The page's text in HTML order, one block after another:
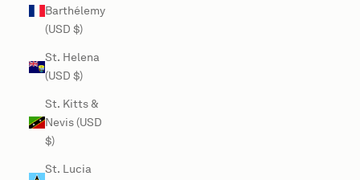
Barthélemy
(USD $)
St. Helena
(USD $)
St. Kitts &
Nevis (USD
$)
St. Lucia